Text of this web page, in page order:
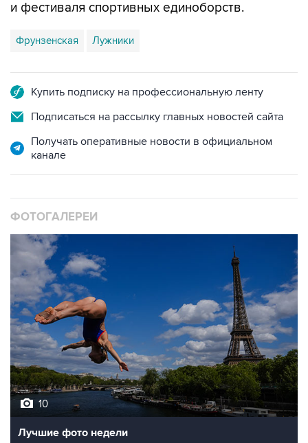
Фрунзенская Лужники
Подписаться на рассылку главных новостей сайта
Получать оперативные новости в официальном
10
Лучшие фото недели